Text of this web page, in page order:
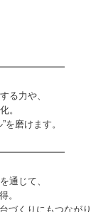
る力や、
。
を磨けます。
通じて、
。
づくりにもつながり